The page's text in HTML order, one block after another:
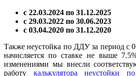
с 22.03.2024 по 31.12.2025
с 29.03.2022 по 30.06.2023
с 03.04.2020 по 31.12.2020
Также неустойка по ДДУ за период с
начисляется по ставке не выше
изменениями мы внесли
работу калькулятора неустойки